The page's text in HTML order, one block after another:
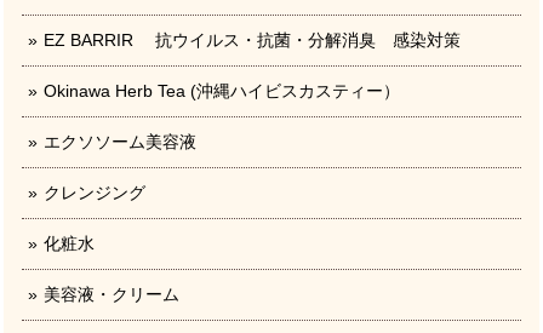
EZ BARRIR 抗ウイルス・抗菌・分解消臭 感染対策
Okinawa Herb Tea (沖縄ハイビスカスティー）
エクソソーム美容液
クレンジング
化粧水
美容液・クリーム